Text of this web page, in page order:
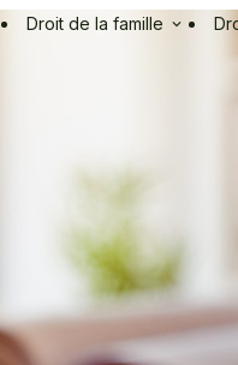
Droit de la famille